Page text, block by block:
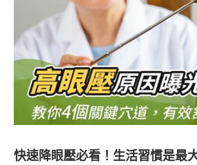
快速降眼壓必看！生活習慣是最